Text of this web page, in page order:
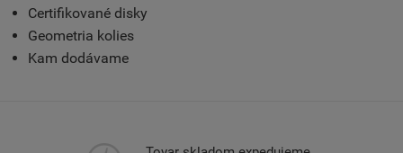
Certifikované disky
Geometria kolies
Kam dodávame